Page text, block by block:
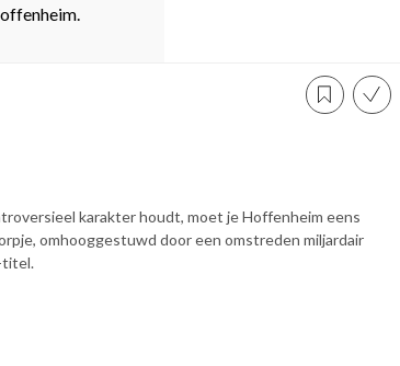
karakter houdt, moet je Hoffenheim eens
omhooggestuwd door een omstreden miljardair
titel.